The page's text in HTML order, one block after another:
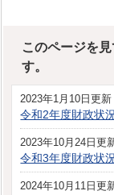
このページを
す。
2023年1月10日更新
令和2年度財政状
2023年10月24日更
令和3年度財政状
2024年10月11日更